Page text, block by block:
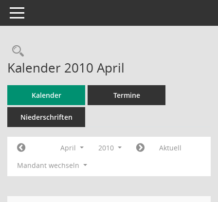
Toggle navigation
Rechercheauswahl
Kalender 2010 April
Kalender Termine
Niederschriften
April 2010
Aktuell
Mandant wechseln